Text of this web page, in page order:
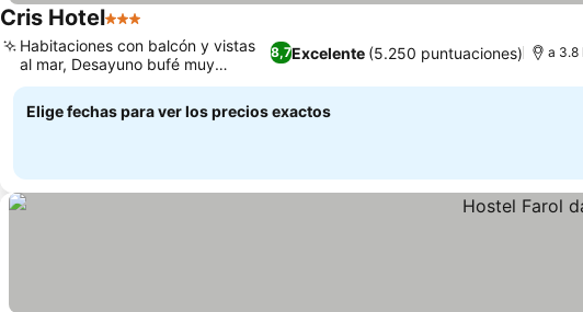
Cris Hotel3 Estrellas
8,7Excelente (5.250 puntuaciones)
Habitaciones con balcón y vistas
al mar, Desayuno bufé muy
completo
a 3.8
Elige fechas para ver los precios exactos